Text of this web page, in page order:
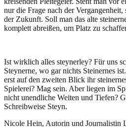
nur die Frage nach der
der Zukunft. Soll man das alte
komplett abreißen, um Platz zu
Ist wirklich alles steynerley? Für uns
Steynerne, wo gar nichts Steinernes
erst auf den zweiten Blick ihr
Spielerei? Mag sein. Aber liegen im
nicht unendliche Weiten und Tiefen?
Schreibweise Steyn.
Nicole Hein, Autorin und Journalistin